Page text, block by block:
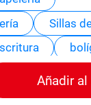
Sillas
más vendidos
Añadir